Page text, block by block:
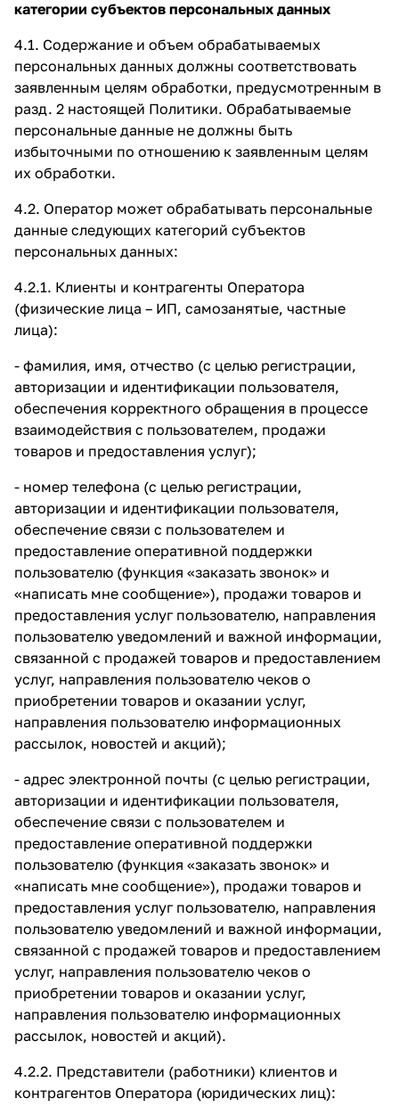
категории субъектов персональных данных
4.1. Содержание и объем обрабатываемых
персональных данных должны соответствовать
заявленным целям обработки, предусмотренным в
разд. 2 настоящей Политики. Обрабатываемые
персональные данные не должны быть
избыточными по отношению к заявленным целям
их обработки.
4.2. Оператор может обрабатывать персональные
данные следующих категорий субъектов
персональных данных:
4.2.1. Клиенты и контрагенты Оператора
(физические лица – ИП, самозанятые, частные
лица):
- фамилия, имя, отчество (с целью регистрации,
авторизации и идентификации пользователя,
обеспечения корректного обращения в процессе
взаимодействия с пользователем, продажи
товаров и предоставления услуг);
- номер телефона (с целью регистрации,
авторизации и идентификации пользователя,
обеспечение связи с пользователем и
предоставление оперативной поддержки
пользователю (функция «заказать звонок» и
«написать мне сообщение»), продажи товаров и
предоставления услуг пользователю, направления
пользователю уведомлений и важной информации,
связанной с продажей товаров и предоставлением
услуг, направления пользователю чеков о
приобретении товаров и оказании услуг,
направления пользователю информационных
рассылок, новостей и акций);
- адрес электронной почты (с целью регистрации,
авторизации и идентификации пользователя,
обеспечение связи с пользователем и
предоставление оперативной поддержки
пользователю (функция «заказать звонок» и
«написать мне сообщение»), продажи товаров и
предоставления услуг пользователю, направления
пользователю уведомлений и важной информации,
связанной с продажей товаров и предоставлением
услуг, направления пользователю чеков о
приобретении товаров и оказании услуг,
направления пользователю информационных
рассылок, новостей и акций).
4.2.2. Представители (работники) клиентов и
контрагентов Оператора (юридических лиц):